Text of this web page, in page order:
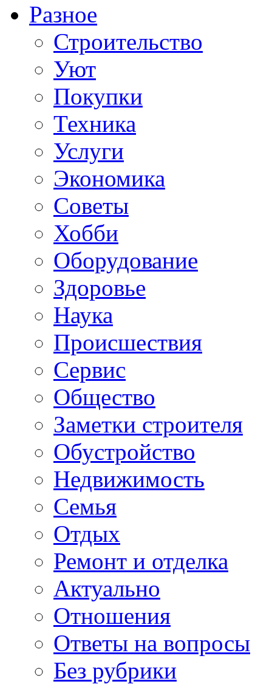
Разное
Строительство
Уют
Покупки
Техника
Услуги
Экономика
Советы
Хобби
Oборудование
Здоровье
Наука
Происшествия
Сервис
Общество
Заметки строителя
Обустройство
Недвижимость
Семья
Отдых
Ремонт и отделка
Актуально
Отношения
Ответы на вопросы
Без рубрики